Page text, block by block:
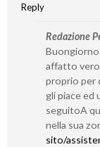
Reply
Redazione
Buongiorno
affatto
proprio per
gli piace ed
seguitoA
nella sua
sito/